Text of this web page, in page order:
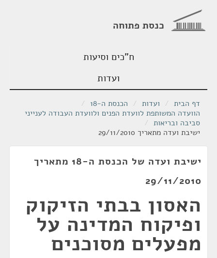
כנסת פתוחה
ח"כים וסיעות
ועדות
דף הבית / ועדות / הכנסת ה-18
/
הוועדה המשותפת לוועדת הפנים ולוועדת העבודה לענייני
סביבה ובריאות /
ישיבת ועדה מתאריך 29/11/2010
ישיבת ועדה של הכנסת ה-18 מתאריך
29/11/2010
האסון בבתי הזיקוק
ופיקוח המדינה על
מפעלים מסוכנים